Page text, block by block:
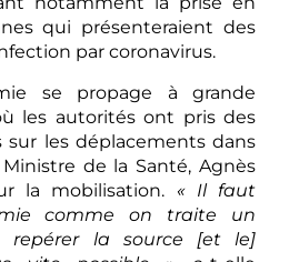
qui présenteraient des
par coronavirus.
se propage à grande
les autorités ont pris des
sur les déplacements dans
de la Santé, Agnès
la mobilisation. « Il faut
comme on traite un
repérer la source [et le]